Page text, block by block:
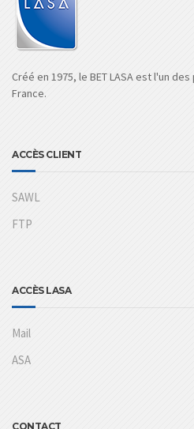
Créé en 1975, le BET LASA est l'un
France.
ACCÈS CLIENT
SAWL
FTP
ACCÈS LASA
Mail
ASA
CONTACT